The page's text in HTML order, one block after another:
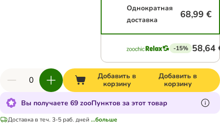
Однократная
доставка
68,99 €
-15% 58,64
Добавить в
корзину
Добавить в
корзину
Вы получаете 69 zooПунктов за этот товар
Доставка в теч. 3-5 раб. дней ...больше